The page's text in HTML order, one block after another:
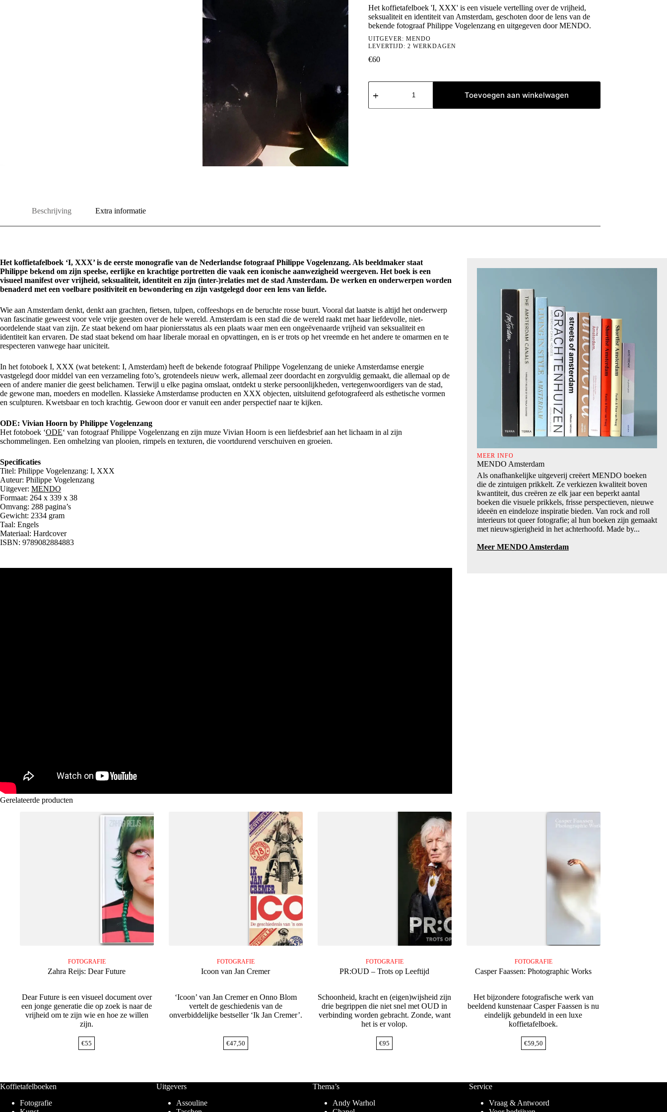
Het koffietafelboek 'I, XXX' is een visuele vertelling over de vrijheid,
seksualiteit en identiteit van Amsterdam, geschoten door de lens van de
bekende fotograaf Philippe Vogelenzang en uitgegeven door MENDO.
UITGEVER: MENDO
LEVERTIJD: 2 WERKDAGEN
€60
Philippe
Vogelenzang:
XXX
Toevoegen aan winkelwagen
Beschrijving Extra informatie
Het koffietafelboek ‘I, XXX’ is de eerste monografie van de Nederlandse fotograaf Philippe Vogelenzang. Als beeldmaker staat
Philippe bekend om zijn speelse, eerlijke en krachtige portretten die vaak een iconische aanwezigheid weergeven. Het boek is een
visueel manifest over vrijheid, seksualiteit, identiteit en zijn (inter-)relaties met de stad Amsterdam. De werken en onderwerpen worden
benaderd met een voelbare positiviteit en bewondering en zijn vastgelegd door een lens van liefde.
Wie aan Amsterdam denkt, denkt aan grachten, fietsen, tulpen, coffeeshops en de beruchte rosse buurt. Vooral dat laatste is altijd het onderwerp
van fascinatie geweest voor vele vrije geesten over de hele wereld. Amsterdam is een stad die de wereld raakt met haar liefdevolle, niet-
oordelende staat van zijn. Ze staat bekend om haar pioniersstatus als een plaats waar men een ongeëvenaarde vrijheid van seksualiteit en
identiteit kan ervaren. De stad staat bekend om haar liberale moraal en opvattingen, en is er trots op het vreemde en het andere te omarmen en te
respecteren vanwege haar uniciteit.
In het fotoboek I, XXX (wat betekent: I, Amsterdam) heeft de bekende fotograaf Philippe Vogelenzang de unieke Amsterdamse energie
vastgelegd door middel van een verzameling foto’s, grotendeels nieuw werk, allemaal zeer doordacht en zorgvuldig gemaakt, die allemaal op de
een of andere manier die geest belichamen. Terwijl u elke pagina omslaat, ontdekt u sterke persoonlijkheden, vertegenwoordigers van de stad,
de gewone man, moeders en modellen. Klassieke Amsterdamse producten en XXX objecten, uitsluitend gefotografeerd als esthetische vormen
en sculpturen. Kwetsbaar en toch krachtig. Gewoon door er vanuit een ander perspectief naar te kijken.
ODE: Vivian Hoorn by Philippe Vogelenzang
Het fotoboek ‘ODE‘ van fotograaf Philippe Vogelenzang en zijn muze Vivian Hoorn is een liefdesbrief aan het lichaam in al zijn
schommelingen. Een omhelzing van plooien, rimpels en texturen, die voortdurend verschuiven en groeien.
Specificaties
Titel: Philippe Vogelenzang: I, XXX
Auteur: Philippe Vogelenzang
Uitgever: MENDO
Formaat: 264 x 339 x 38
Omvang: 288 pagina’s
Gewicht: 2334 gram
Taal: Engels
Materiaal: Hardcover
ISBN: 9789082884883
MEER INFO
MENDO Amsterdam
Als onafhankelijke uitgeverij creëert MENDO boeken
die de zintuigen prikkelt. Ze verkiezen kwaliteit boven
kwantiteit, dus creëren ze elk jaar een beperkt aantal
boeken die visuele prikkels, frisse perspectieven, nieuwe
ideeën en eindeloze inspiratie bieden. Van rock and roll
interieurs tot queer fotografie; al hun boeken zijn gemaakt
met nieuwsgierigheid in het achterhoofd. Made by...
Meer MENDO Amsterdam
Gerelateerde producten
FOTOGRAFIE
Zahra Reijs: Dear Future
Dear Future is een visueel document over
een jonge generatie die op zoek is naar de
vrijheid om te zijn wie en hoe ze willen
zijn.
€55
FOTOGRAFIE
Icoon van Jan Cremer
‘Icoon’ van Jan Cremer en Onno Blom
vertelt de geschiedenis van de
onverbiddelijke bestseller ‘Ik Jan Cremer’.
€47,50
FOTOGRAFIE
PR:OUD – Trots op Leeftijd
Schoonheid, kracht en (eigen)wijsheid zijn
drie begrippen die niet snel met OUD in
verbinding worden gebracht. Zonde, want
het is er volop.
€95
FOTOGRAFIE
Casper Faassen: Photographic Works
Het bijzondere fotografische werk van
beeldend kunstenaar Casper Faassen is nu
eindelijk gebundeld in een luxe
koffietafelboek.
€59,50
Koffietafelboeken
Fotografie
Uitgevers
Assouline
Thema’s
Andy Warhol
Service
Vraag & Antwoord